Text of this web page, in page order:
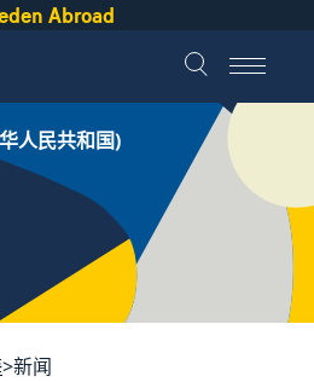
Abroad
人民共和国)
新闻